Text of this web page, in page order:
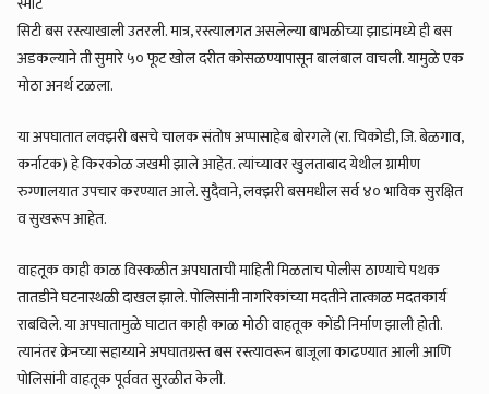
सिटी बस रस्त्याखाली उतरली. मात्र, रस्त्यालगत असलेल्या बाभळीच्या झाडांमध्ये ही बस
अडकल्याने ती सुमारे ५० फूट खोल दरीत कोसळण्यापासून बालंबाल वाचली. यामुळे एक
मोठा अनर्थ टळला.
या अपघातात लक्झरी बसचे चालक संतोष अप्पासाहेब बोरगले (रा. चिकोडी, जि. बेळगाव,
कर्नाटक) हे किरकोळ जखमी झाले आहेत. त्यांच्यावर खुलताबाद येथील ग्रामीण
रुग्णालयात उपचार करण्यात आले. सुदैवाने, लक्झरी बसमधील सर्व ४० भाविक सुरक्षित
व सुखरूप आहेत.
वाहतूक काही काळ विस्कळीत अपघाताची माहिती मिळताच पोलीस ठाण्याचे पथक
तातडीने घटनास्थळी दाखल झाले. पोलिसांनी नागरिकांच्या मदतीने तात्काळ मदतकार्य
राबविले. या अपघातामुळे घाटात काही काळ मोठी वाहतूक कोंडी निर्माण झाली होती.
त्यानंतर क्रेनच्या सहाय्याने अपघातग्रस्त बस रस्त्यावरून बाजूला काढण्यात आली आणि
पोलिसांनी वाहतूक पूर्ववत सुरळीत केली.